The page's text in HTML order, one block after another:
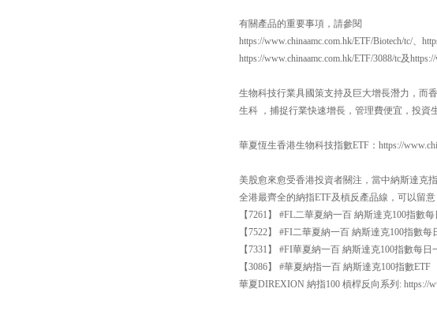
有關產品的重要事項，請參閱
https://www.chinaamc.com.hk/ETF/Biotech/tc/、
https://www.chinaamc.com.hk/ETF/3088/tc及
生物科技行業具國策支持及巨大增長潛力，而
生科 ，捕捉行業快速增長，管理費便宜，投資
華夏恆生香港生物科技指數ETF：https://
美股愈來愈受香港投資者關注，當中納斯達克
全港最齊全的納指ETF及槓反產品線，可以留意
【7261】 #FL二華夏納一百 納斯達克100指數
【7522】 #FI二華夏納一百 納斯達克100指數每
【7331】 #FI華夏納一百 納斯達克100指數每日
【3086】 #華夏納指一百 納斯達克100指數ETF
華夏DIREXION 納指100 槓桿反向系列: https://